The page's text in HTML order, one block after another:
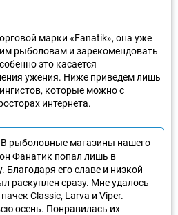
марки «Fanatik», она уже
рыболовам и зарекомендовать
это касается
ужения. Ниже приведем лишь
которые можно с
интернета.
рыболовные магазины нашего
Фанатик попал лишь в
Благодаря его славе и низкой
раскуплен сразу. Мне удалось
Classic, Larva и Viper.
осень. Понравилась их